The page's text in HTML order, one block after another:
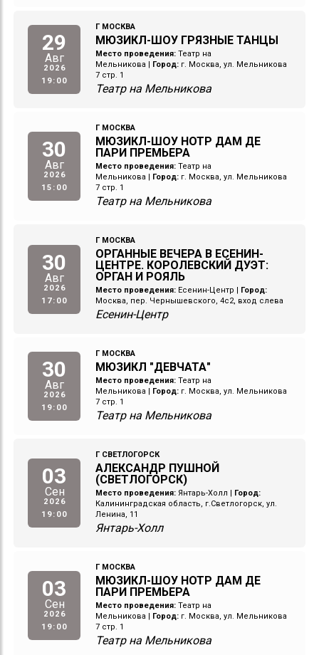
29
Авг
2026
19:00
Г МОСКВА
МЮЗИКЛ-ШОУ ГРЯЗНЫЕ ТАНЦЫ
Место проведения: Театр на
Мельникова
Город: г. Москва, ул. Мельникова
7 стр. 1
Театр на Мельникова
30
Авг
2026
15:00
Г МОСКВА
МЮЗИКЛ-ШОУ НОТР ДАМ ДЕ
ПАРИ ПРЕМЬЕРА
Место проведения: Театр на
Мельникова
Город: г. Москва, ул. Мельникова
7 стр. 1
Театр на Мельникова
30
Авг
2026
17:00
Г МОСКВА
ОРГАННЫЕ ВЕЧЕРА В ЕСЕНИН-
ЦЕНТРЕ. КОРОЛЕВСКИЙ ДУЭТ:
ОРГАН И РОЯЛЬ
Место проведения: Есенин-Центр
Город:
Москва, пер. Чернышевского, 4с2, вход слева
Есенин-Центр
30
Авг
2026
19:00
Г МОСКВА
МЮЗИКЛ "ДЕВЧАТА"
Место проведения: Театр на
Мельникова
Город: г. Москва, ул. Мельникова
7 стр. 1
Театр на Мельникова
03
Сен
2026
19:00
Г СВЕТЛОГОРСК
АЛЕКСАНДР ПУШНОЙ
(СВЕТЛОГОРСК)
Место проведения: Янтарь-Холл
Город:
Калининградская область, г.Светлогорск, ул.
Ленина, 11
Янтарь-Холл
03
Сен
2026
19:00
Г МОСКВА
МЮЗИКЛ-ШОУ НОТР ДАМ ДЕ
ПАРИ ПРЕМЬЕРА
Место проведения: Театр на
Мельникова
Город: г. Москва, ул. Мельникова
7 стр. 1
Театр на Мельникова